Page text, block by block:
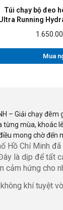
Túi chạy bộ đeo
Running
Mua
– Giải chạy
mùa, khoác
mong chờ
Hồ Chí Minh
là dịp để tất
cảm hứng cho
khí tuyệt